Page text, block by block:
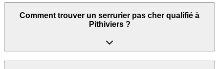
Comment trouver un serrurier pas cher qualifié à
Pithiviers ?